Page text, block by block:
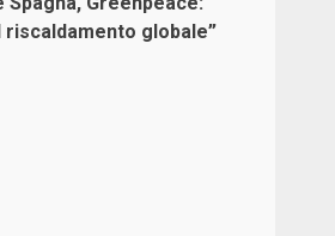
riscaldamento globale”